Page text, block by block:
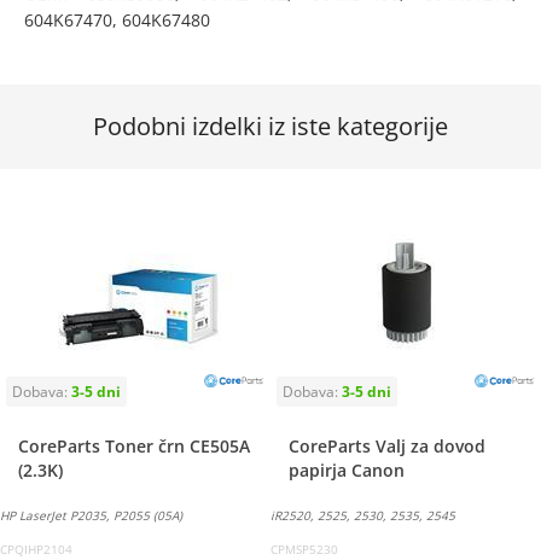
604K67470, 604K67480
Podobni izdelki iz iste kategorije
CoreParts Toner črn CE505A
(2.3K)
HP LaserJet P2035, P2055 (05A)
CPQIHP2104
CoreParts Valj za dovod
papirja Canon
iR2520, 2525, 2530, 2535, 2545
CPMSP5230